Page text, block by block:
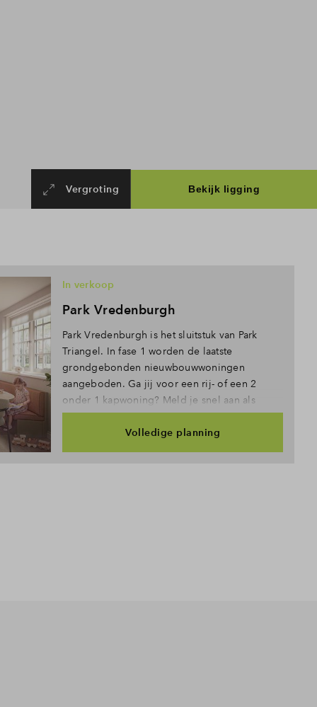
Vergroting
Park Vredenburgh
In verkoop
Park Vredenburgh is het sluitstuk van Park
Triangel. In fase 1 worden de laatste
grondgebonden nieuwbouwwoningen
aangeboden. Ga jij voor een rij- of een 2
onder 1 kapwoning? Meld je snel aan als
belangstellende!
Volledige planning